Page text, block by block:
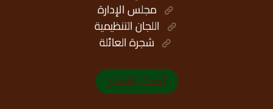
مجلس الإدارة
اللجان التنظيمية
شجرة العائلة
أحدث الأخبار